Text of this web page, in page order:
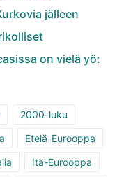
jälleen
on vielä yö:
2000-luku
Etelä-Eurooppa
Itä-Eurooppa